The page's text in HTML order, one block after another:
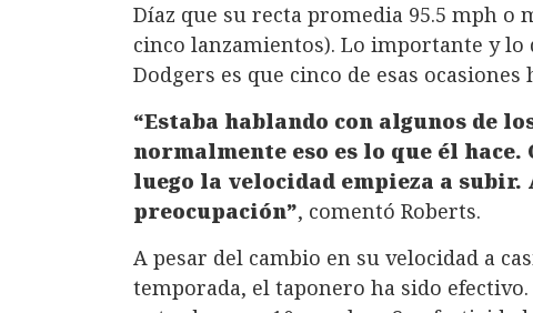
Díaz que su recta promedia 95.5 mph o
cinco lanzamientos). Lo importante y lo
Dodgers es que cinco de esas
“Estaba hablando con algunos de
normalmente eso es lo que él
luego la velocidad empieza a subir.
preocupación”, comentó Roberts.
A pesar del cambio en su velocidad a
temporada, el taponero ha sido